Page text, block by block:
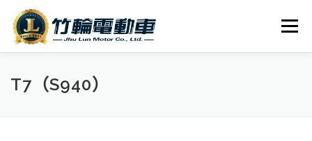
選單
全車系 服務據點
T7（S940）